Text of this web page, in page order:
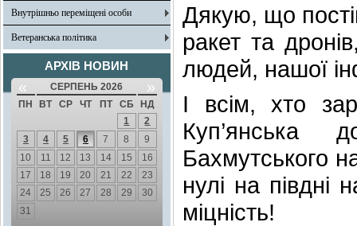
Внутрішньо переміщені особи
Ветеранська політика
АРХІВ НОВИН
« СЕРПЕНЬ 2026 »
ПН ВТ СР ЧТ ПТ СБ
НД
1
2
3
4 5 6 7 8
9
10
11 12 13 14 15
16
17
18 19 20 21 22
23
24
25 26 27 28 29
30
31
Дякую, що
ракет та
людей, нашої
І всім, хто
Куп’янська
Бахмутського
нулі на
міцність!